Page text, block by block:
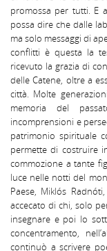
promossa per tutti. E
possa dire che dalle
ma solo messaggi di
conflitti è questa la
ricevuto la grazia di
delle Catene, oltre a
città. Molte
memoria del
incomprensioni e
patrimonio spirituale
permette di costruire
commozione a tante
luce nelle notti del
Paese, Miklós
accecato di chi, solo
insegnare e poi lo
concentramento,
continuò a scrivere